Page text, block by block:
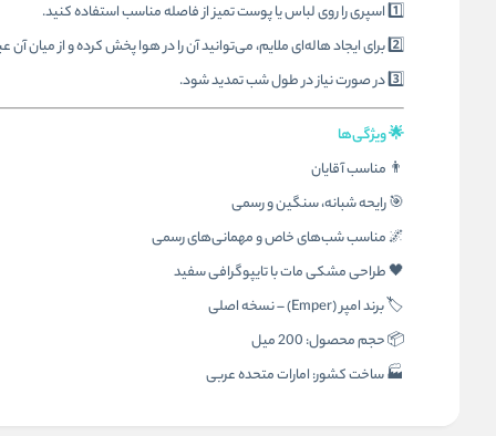
1️⃣ اسپری را روی لباس یا پوست تمیز از فاصله مناسب استفاده کنید.
2️⃣ برای ایجاد هاله‌ای ملایم، می‌توانید آن را در هوا پخش کرده و از میان آن عبور کنید.
3️⃣ در صورت نیاز در طول شب تمدید شود.
🌟 ویژگی‌ها
👨 مناسب آقایان
🎯 رایحه شبانه، سنگین و رسمی
🌌 مناسب شب‌های خاص و مهمانی‌های رسمی
🖤 طراحی مشکی مات با تایپوگرافی سفید
🏷️ برند امپر (Emper) – نسخه اصلی
📦 حجم محصول: 200 میل
🏭 ساخت کشور: امارات متحده عربی